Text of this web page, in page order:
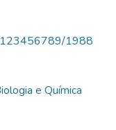
123456789/1988
e Química